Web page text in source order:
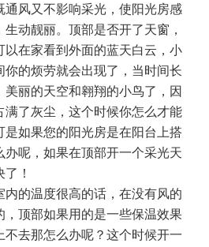
风又不影响采光，使阳光房感
动靓丽。顶部是否开了天窗，
以在家看到外面的蓝天白云，小
的烦劳就会出现了，当时间长
丽的天空和翱翔的小鸟了，因
满了灰尘，这个时候你怎么才能
如果您的阳光房是在阳台上搭
呢，如果在顶部开一个采光天
！
的温度很高的话，在没有风的
，顶部如果用的是一些保温效果
不去那怎么办呢？这个时候开一